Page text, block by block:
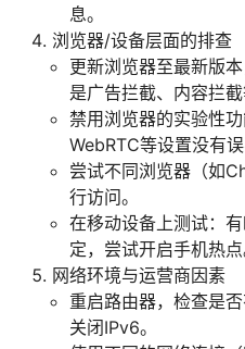
息。
浏览器/设备层面的排查
更新浏览器至最新版
是广告拦截、内容拦截
禁用浏览器的实验性
WebRTC等设置没有误
尝试不同浏览器（如
行访问。
在移动设备上测试：
定，尝试开启手机热点
网络环境与运营商因素
重启路由器，检查是
关闭IPv6。